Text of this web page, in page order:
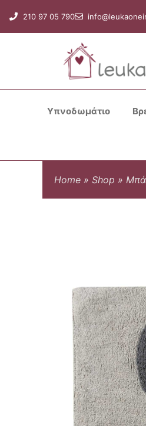
στο
περιεχόμενο
210 97 05 790
Υπνοδωμάτιο
Home » Shop »